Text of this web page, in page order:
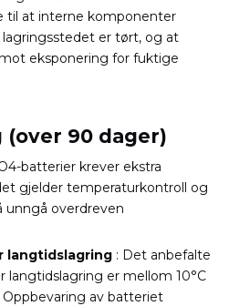
til at interne komponenter
er tørt, og at
eksponering for fuktige
90 dager)
batterier krever ekstra
gjelder temperaturkontroll og
unngå overdreven
langtidslagring : Det anbefalte
er mellom 10°C
Oppbevaring av batteriet